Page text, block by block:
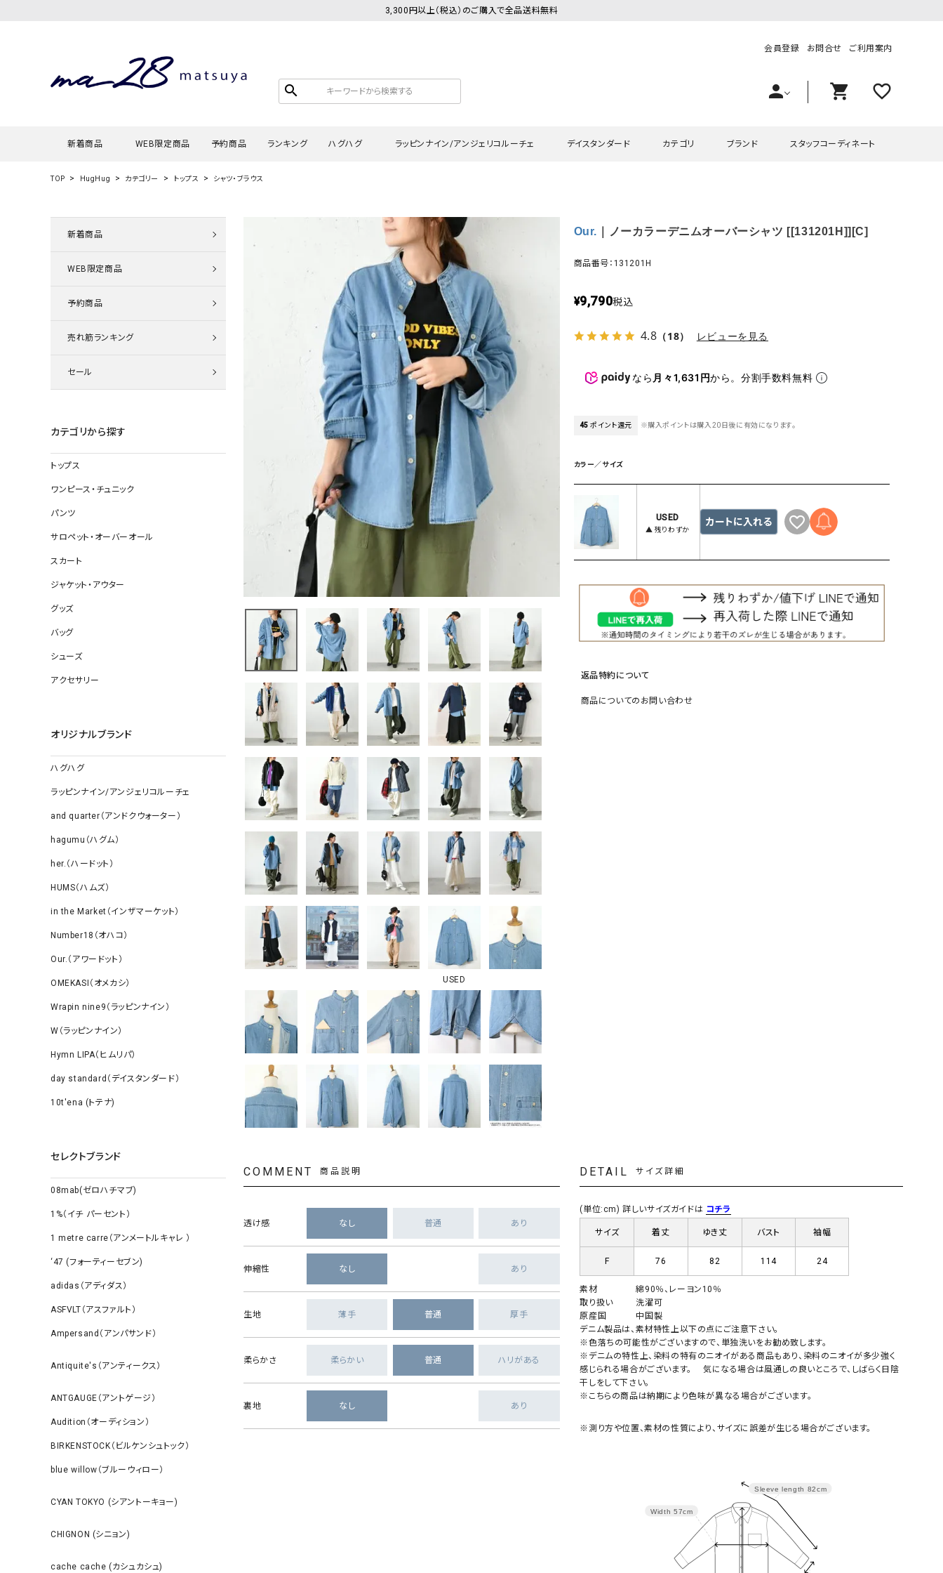
3,300円以上（税込）のご購入で全品送料無料
search
会員登録 お問合せ ご利用案内
person shopping_cart favorite_outline
新着商品 WEB限定商品 予約商品 ランキング ハグハグ
スウェット・パーカー
チュニック
その他のパンツ ロング・マキシ丈
その他スカート
すべて見る
帽子
ソックス
その他雑貨
ラッピンナイン/アンジェリコルーチェ
シャツ・ブラウス
ベスト
ニット
タンクトップ・キャミソール
デニムパンツ
その他のパンツ
ジャケット
コート
その他アウター
すべて見る
デイスタンダード
カーディガン・ベスト
シャツ・ブラウス
チュニック
その他のパンツ
デニムパンツ
帽子
ソックス・その他雑貨
カテゴリ
ワンピース・チュニック
スカート
グッズ
サロペット・オーバーオール
ジャケット・アウター
ブランド
ラッピンナイン/アンジェリコルーチェ OMEKASI+（オメカシプラス
Wrapin nine9（ラッピンナイン）
120%lino（ワンハンドレッドトゥエンティ
ーパーセントリノ）
Ampersand（アンパサンド） MICALLE MICALLE（ミカ
Antiquite's（アンティークス）
NATURAL LAUNDRY（ナチ
リー）
blue willow（ブルーウィロー）
HUNTER（ハンター）
ILIMA（イリマ）
スタッフコーディネート
TOP HugHug カテゴリー トップス シャツ・ブラウス
新着商品
WEB限定商品
予約商品
売れ筋ランキング
セール
カテゴリから探す
トップス
ワンピース・チュニック
パンツ
サロペット・オーバーオール
スカート
ジャケット・アウター
グッズ
バッグ
シューズ
アクセサリー
オリジナルブランド
ハグハグ
ラッピンナイン/アンジェリコルーチェ
and quarter（アンドクウォーター）
hagumu（ハグム）
her.（ハードット）
HUMS（ハムズ）
in the Market（インザマーケット）
Number18（オハコ）
Our.（アワードット）
OMEKASI（オメカシ）
Wrapin nine9（ラッピンナイン）
W（ラッピンナイン）
Hymn LIPA（ヒムリパ）
day standard（デイスタンダード）
10t'ena (トテナ)
セレクトブランド
08mab(ゼロハチマブ)
1%（イチ パーセント）
1 metre carre（アンメートルキャレ ）
‘47 (フォーティーセブン)
adidas（アディダス）
ASFVLT（アスファルト）
Ampersand（アンパサンド）
Antiquite's（アンティークス）
ANTGAUGE（アントゲージ）
Audition（オーディション）
BIRKENSTOCK（ビルケンシュトック）
blue willow（ブルーウィロー）
CYAN TOKYO (シアントーキョー)
CHIGNON (シニョン)
cache cache (カシュカシュ)
USED
Our. ｜ノーカラーデニムオーバーシャツ [[131201H]][C]
商品番号：131201H
¥9,790税込
4.8 （18） レビューを見る
なら 月々1,631円から。分割手数料無料
45 ポイント還元 ※購入ポイントは購入20日後に有効になります。
カラー／サイズ
USED
▲ 残りわずか
カートに入れる
返品特約について
商品についてのお問い合わせ
COMMENT 商品説明
透け感 なし 普通 あり
伸縮性 なし あり
生地 薄手 普通 厚手
柔らかさ 柔らかい 普通 ハリがある
裏地 なし あり
DETAIL サイズ詳細
(単位:cm) 詳しいサイズガイドは コチラ
サイズ 着丈 ゆき丈 バスト 袖幅
F 76 82 114 24
素材
綿90％、レーヨン10％
取り扱い
洗濯可
原産国
中国製
デニム製品は、素材特性上以下の点にご注意下さい。
※色落ちの可能性がございますので、単独洗いをお勧め致します。
※デニムの特性上、染料の特有のニオイがある商品もあり、染料のニオイが多少強く
感じられる場合がございます。 気になる場合は風通しの良いところで、しばらく日陰
干しをして下さい。
※こちらの商品は納期により色味が異なる場合がございます。
※測り方や位置、素材の性質により、サイズに誤差が生じる場合がございます。
Sleeve length 82cm
Width 57cm